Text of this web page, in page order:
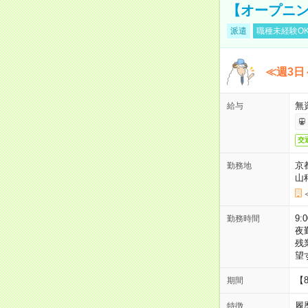
【オープニ
派遣 職種未経験
≪週3日
給与 無
交
勤務地
京
山
勤務時間
夜
残
望
期間
特徴 履